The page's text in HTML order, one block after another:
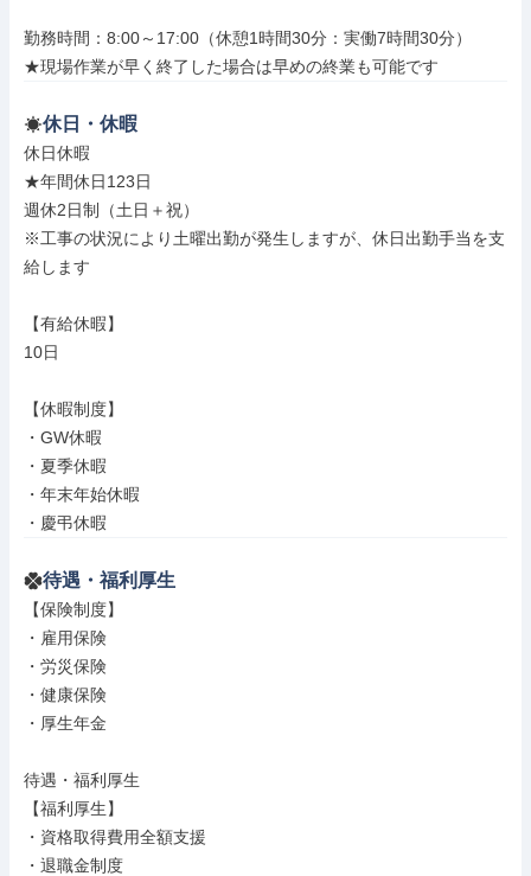
勤務時間：8:00～17:00（休憩1時間30分：実働7時間30分）
★現場作業が早く終了した場合は早めの終業も可能です
休日・休暇
休日休暇
★年間休日123日
週休2日制（土日＋祝）
※工事の状況により土曜出勤が発生しますが、休日出勤手当を支
給します
【有給休暇】
10日
【休暇制度】
・GW休暇
・夏季休暇
・年末年始休暇
・慶弔休暇
待遇・福利厚生
【保険制度】
・雇用保険
・労災保険
・健康保険
・厚生年金
待遇・福利厚生
【福利厚生】
・資格取得費用全額支援
・退職金制度